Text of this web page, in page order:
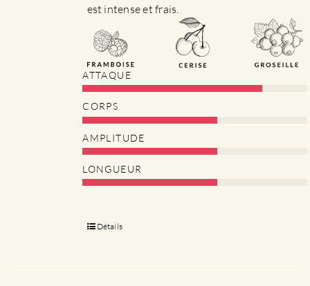
est intense et frais.
ATTAQUE
CORPS
AMPLITUDE
LONGUEUR
Détails